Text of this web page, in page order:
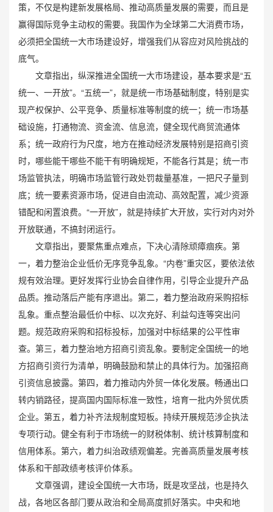
策，不仅是构建新发展格局、推动高质量发展的需要，而且是
赢得国际竞争主动权的需要。我国作为全球第二大消费市场，
必须把全国统一大市场建设好，增强我们从容应对风险挑战的
底气。
文章指出，纵深推进全国统一大市场建设，基本要求是“五
统一、一开放”。“五统一”，就是统一市场基础制度，特别是实
现产权保护、公平竞争、质量标准等制度的统一；统一市场基
础设施，打通物流、资金流、信息流，健全现代商贸流通体
系；统一政府行为尺度，地方在推动经济发展特别是招商引资
时，哪些能干哪些不能干有明确规矩，不能各行其是；统一市
场监管执法，明确市场监管行政处罚裁量基准，一把尺子量到
底；统一要素资源市场，促进自由流动、高效配置，减少资源
错配和闲置浪费。“一开放”，就是持续扩大开放，实行对内对外
开放联通，不搞封闭运行。
文章指出，要聚焦重点难点，下决心清除顽瘴痼疾。第
一，着力整治企业低价无序竞争乱象。“内卷”重灾区，要依法依
规有效治理。更好发挥行业协会自律作用，引导企业提升产品
品质。推动落后产能有序退出。第二，着力整治政府采购招标
乱象。重点整治最低价中标、以次充好、利益勾连等突出问
题。规范政府采购和招标投标，加强对中标结果的公平性审
查。第三，着力整治地方招商引资乱象。要制定全国统一的地
方招商引资行为清单，明确鼓励和禁止的具体行为。加强招商
引资信息披露。第四，着力推动内外贸一体化发展。畅通出口
转内销路径，提高国内国际标准一致性，培育一批内外贸优质
企业。第五，着力补齐法规制度短板。持续开展规范涉企执法
专项行动。健全有利于市场统一的财税体制、统计核算制度和
信用体系。第六，着力纠治政绩观偏差。完善高质量发展考核
体系和干部政绩考核评价体系。
文章强调，建设全国统一大市场，既是攻坚战，也是持久
战，各地区各部门要从政治和全局高度抓好落实。中央和地